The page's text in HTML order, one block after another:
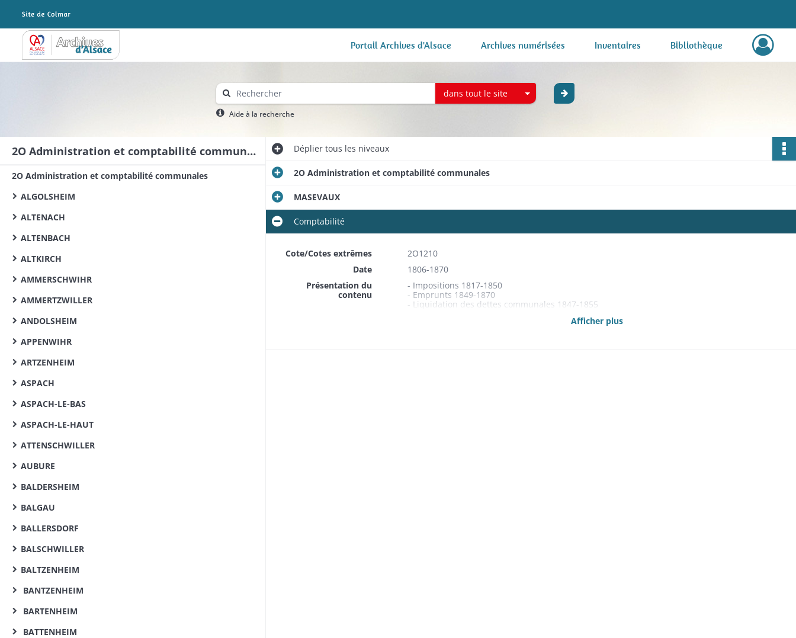
Archives Alsace - Colmar Portail Archives d'Alsace Archives numérisées Inventaires Bibliothèque
dans tout le site
Aide à la recherche
2O Administration et comptabilité communales
2O Administration et comptabilité communales
ALGOLSHEIM
ALTENACH
ALTENBACH
ALTKIRCH
AMMERSCHWIHR
AMMERTZWILLER
ANDOLSHEIM
APPENWIHR
ARTZENHEIM
ASPACH
ASPACH-LE-BAS
ASPACH-LE-HAUT
ATTENSCHWILLER
AUBURE
BALDERSHEIM
BALGAU
BALLERSDORF
BALSCHWILLER
BALTZENHEIM
BANTZENHEIM
BARTENHEIM
BATTENHEIM
Dépliertous les niveaux
2O Administration et comptabilité communales
MASEVAUX
Comptabilité
Cote/Cotes extrêmes
2O1210
Date
1806-1870
Présentation du
contenu
- Impositions 1817-1850
- Emprunts 1849-1870
- Liquidation des dettes communales 1847-1855
- Comptes administratifs du maire 1830-1869Afficher plus